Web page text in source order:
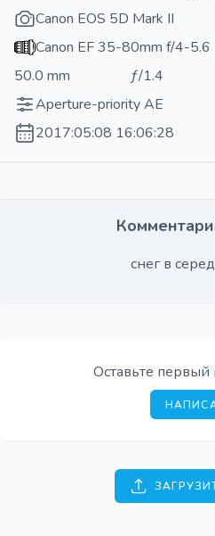
Canon EOS 5D Mark II
Canon EF 35-80mm f/4-5.6
50.0 mm
ƒ/1.4
Aperture-priority AE
2017:05:08 16:06:28
снег в
Оставьте